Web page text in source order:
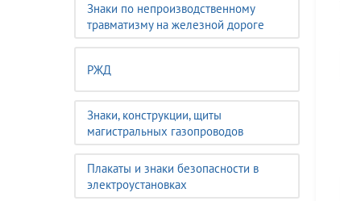
Знаки по непроизводственному
травматизму на железной дороге
РЖД
Знаки, конструкции, щиты
магистральных газопроводов
Плакаты и знаки безопасности в
электроустановках